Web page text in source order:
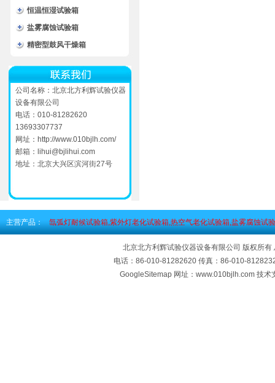
恒温恒湿试验箱
盐雾腐蚀试验箱
精密型鼓风干燥箱
公司名称：北京北方利辉试验仪器
设备有限公司
电话：010-81282620
13693307737
网址： http://www.010bjlh.com/
邮箱： lihui@bjlihui.com
地址：北京大兴区滨河街27号
主营产品： 氙弧灯耐候试验箱,紫外灯老化试验箱,热空气老化试验箱,盐雾腐蚀试
北京北方利辉试验仪器设备有限公司 版权所有
电话：86-010-81282620 传真：86-010-
GoogleSitemap 网址：www.010bjlh.com 技